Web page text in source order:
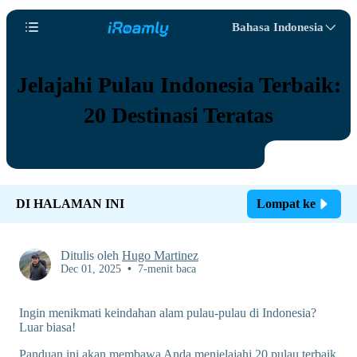
Bahasa Indonesia
Jelajahi Pulau Indonesia Terbaik:
20 Destinasi Teratas
DI HALAMAN INI Lompat ke
Ditulis oleh Hugo Martinez
Dec 01, 2025 • 7-menit baca
Ingin menikmati keindahan alam pulau-pulau di Indonesia?
Luar biasa!
Panduan ini akan membawa Anda menjelajahi 20 pulau terbaik